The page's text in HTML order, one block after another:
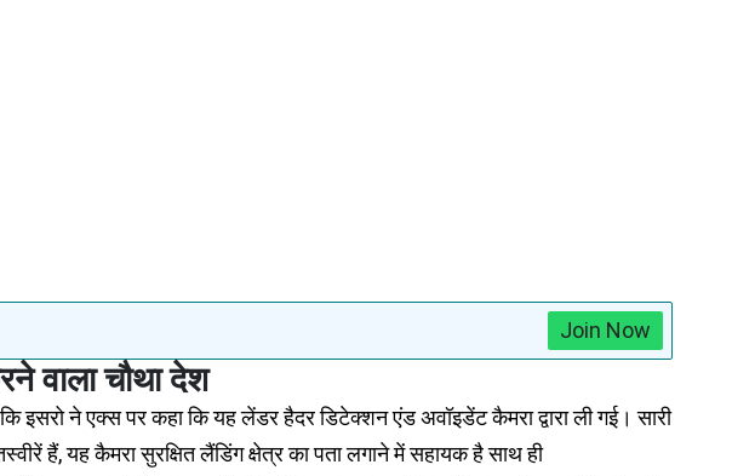
Join Now
वाला चौथा देश
इसरो ने एक्स पर कहा कि यह लेंडर हैदर डिटेक्शन एंड अवॉइडेंट कैमरा द्वारा ली गई। सारी
हैं, यह कैमरा सुरक्षित लैंडिंग क्षेत्र का पता लगाने में सहायक है साथ ही